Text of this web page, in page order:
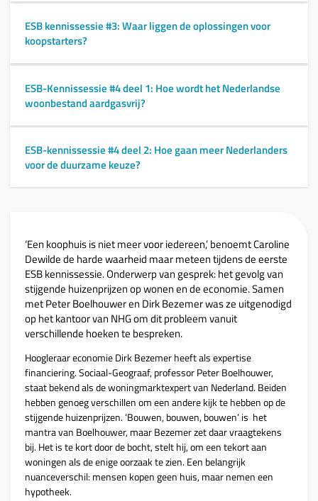
ESB kennissessie #3: Waar liggen de oplossingen voor
koopstarters?
ESB-Kennissessie #4 deel 1: Hoe wordt het Nederlandse
woonbestand aardgasvrij?
ESB-kennissessie #4 deel 2: Hoe gaan meer Nederlanders
voor de duurzame keuze?
‘Een koophuis is niet meer voor iedereen,’ benoemt Caroline
Dewilde de harde waarheid maar meteen tijdens de eerste
ESB kennissessie. Onderwerp van gesprek: het gevolg van
stijgende huizenprijzen op wonen en de economie. Samen
met Peter Boelhouwer en Dirk Bezemer was ze uitgenodigd
op het kantoor van NHG om dit probleem vanuit
verschillende hoeken te bespreken.
Hoogleraar economie Dirk Bezemer heeft als expertise
financiering. Sociaal-Geograaf, professor Peter Boelhouwer,
staat bekend als de woningmarktexpert van Nederland. Beiden
hebben genoeg verschillen om een andere kijk te hebben op de
stijgende huizenprijzen. ‘Bouwen, bouwen, bouwen’ is het
mantra van Boelhouwer, maar Bezemer zet daar vraagtekens
bij. Het is te kort door de bocht, stelt hij, om een tekort aan
woningen als de enige oorzaak te zien. Een belangrijk
nuanceverschil: mensen kopen geen huis, maar nemen een
hypotheek.